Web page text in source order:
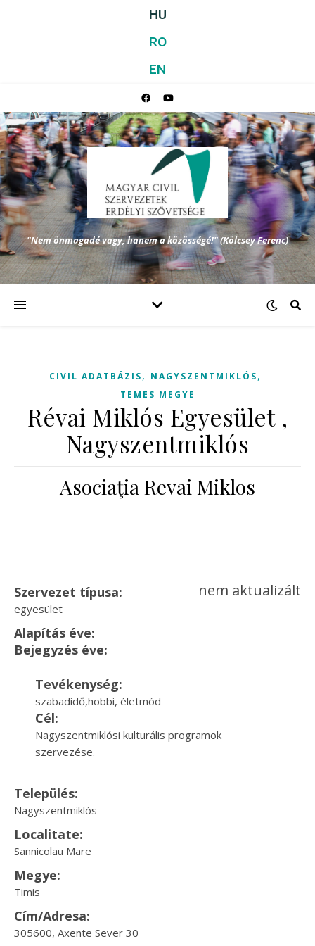
HU
RO
EN
"Nem önmagadé vagy, hanem a közösségé!" (Kölcsey Ferenc)
CIVIL ADATBÁZIS, NAGYSZENTMIKLÓS,
TEMES MEGYE
Révai Miklós Egyesület ,
Nagyszentmiklós
Asociaţia Revai Miklos
Szervezet típusa:
egyesület
nem aktualizált
Alapítás éve:
Bejegyzés éve:
Tevékenység:
szabadidő,hobbi, életmód
Cél:
Nagyszentmiklósi kulturális programok
szervezése.
Település:
Nagyszentmiklós
Localitate:
Sannicolau Mare
Megye:
Timis
Cím/Adresa:
305600, Axente Sever 30